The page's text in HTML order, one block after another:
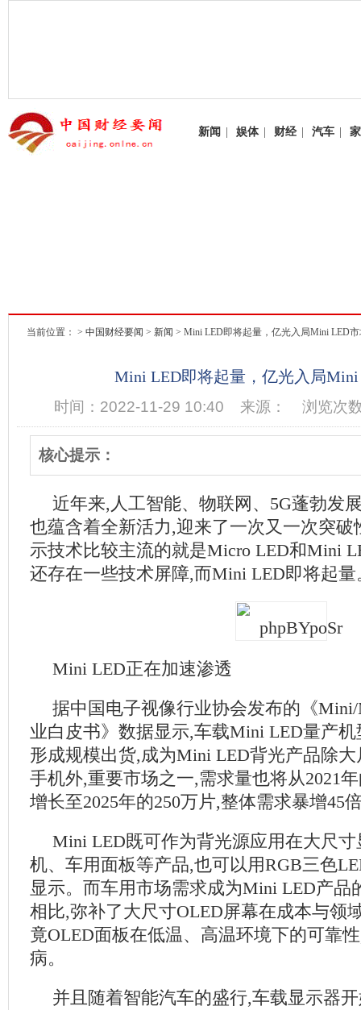
新闻 娱体 财经 汽车
当前位置： > 中国财经要闻 > 新闻 > Mini LED即将起量，亿光入局Mini LED
Mini LED即将起量，亿光入局
时间：2022-11-29 10:40 来源： 浏览次
核心提示：
近年来,人工智能、物联网、5G蓬勃发
也蕴含着全新活力,迎来了一次又一次突破
示技术比较主流的就是Micro LED和Mini
还存在一些技术屏障,而Mini LED即将起量
Mini LED正在加速渗透
据中国电子视像行业协会发布的《
业白皮书》数据显示,车载Mini LED量产机
形成规模出货,成为Mini LED背光产品除
手机外,重要市场之一,需求量也将从2021
增长至2025年的250万片,整体需求暴增45
Mini LED既可作为背光源应用在大尺
机、车用面板等产品,也可以用RGB三色
显示。而车用市场需求成为Mini LED产品
相比,弥补了大尺寸OLED屏幕在成本与领
竟OLED面板在低温、高温环境下的可靠
病。
并且随着智能汽车的盛行,车载显示器